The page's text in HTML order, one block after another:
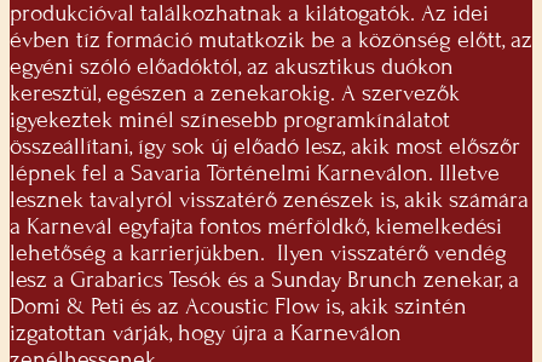
produkcióval találkozhatnak a kilátogatók. Az idei
évben tíz formáció mutatkozik be a közönség előtt, az
egyéni szóló előadóktól, az akusztikus duókon
keresztül, egészen a zenekarokig. A szervezők
igyekeztek minél színesebb programkínálatot
összeállítani, így sok új előadó lesz, akik most előszőr
lépnek fel a Savaria Történelmi Karneválon. Illetve
lesznek tavalyról visszatérő zenészek is, akik számára
a Karnevál egyfajta fontos mérföldkő, kiemelkedési
lehetőség a karrierjükben. Ilyen visszatérő vendég
lesz a Grabarics Tesók és a Sunday Brunch zenekar, a
Domi & Peti és az Acoustic Flow is, akik szintén
izgatottan várják, hogy újra a Karneválon